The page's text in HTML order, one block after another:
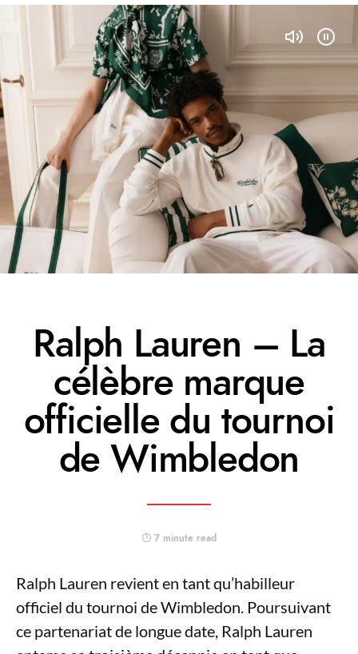
Ralph Lauren – La
célèbre marque
officielle du tournoi
de Wimbledon
7 minute read
Ralph Lauren revient en tant qu’habilleur
officiel du tournoi de Wimbledon. Poursuivant
ce partenariat de longue date, Ralph Lauren